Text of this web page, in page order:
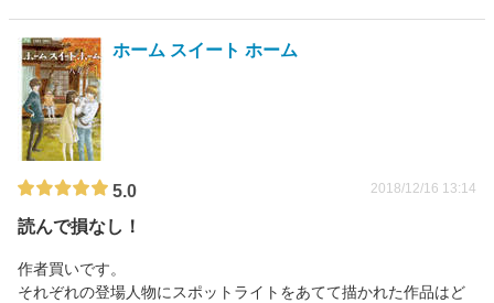
ホーム スイート ホーム
5.0 2018/12/16 13:14
読んで損なし！
作者買いです。
それぞれの登場人物にスポットライトをあてて描かれた作品はど